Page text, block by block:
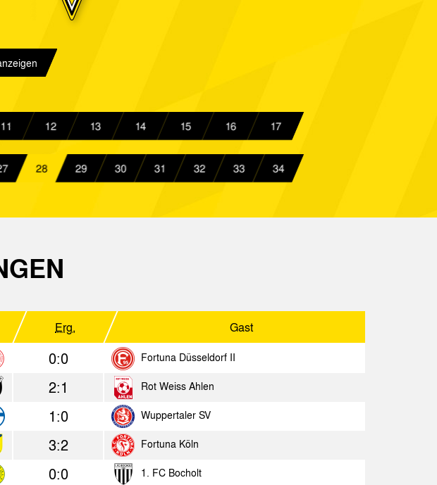
Alemannia Aachen
SV Rödinghausen Spielbericht
Alemannia Aachen Spielbericht
Alemannia Aachen
Gast
Alemannia Aachen
KFC Uerdingen
11 12 13 14 15 16 17
28 29 30 31 32 33 34
Erg. Gast
0:0
Fortuna Düsseldorf II
2:1
Rot Weiss Ahlen
1:0
Wuppertaler SV
3:2
Fortuna Köln
0:0
1. FC Bocholt